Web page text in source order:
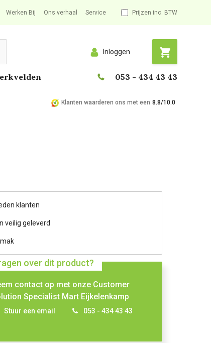
Werken Bij Ons verhaal Service Prijzen inc. BTW
Inloggen
053 - 434 43 43
Klanten waarderen ons met een 8.8/10.0
klanten
veilig geleverd
over dit product?
contact op met onze Customer
Specialist Mart Eijkelenkamp
Stuur een email 053 - 434 43 43